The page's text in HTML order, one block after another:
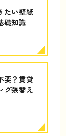
たい壁紙
礎知識
要？賃貸
グ張替え